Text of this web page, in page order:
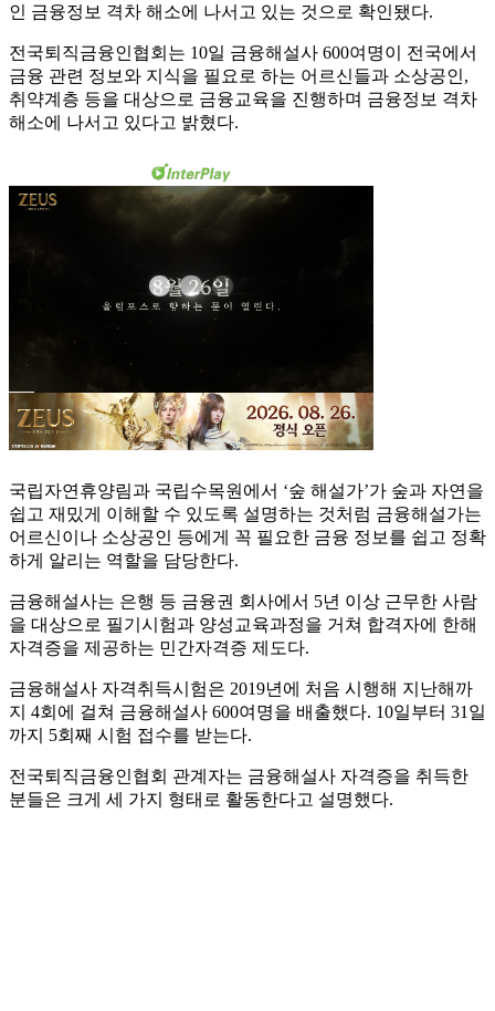
인 금융정보 격차 해소에 나서고 있는 것으로 확인됐다.
전국퇴직금융인협회는 10일 금융해설사 600여명이 전국에서
금융 관련 정보와 지식을 필요로 하는 어르신들과 소상공인,
취약계층 등을 대상으로 금융교육을 진행하며 금융정보 격차
해소에 나서고 있다고 밝혔다.
국립자연휴양림과 국립수목원에서 ‘숲 해설가’가 숲과 자연을
쉽고 재밌게 이해할 수 있도록 설명하는 것처럼 금융해설가는
어르신이나 소상공인 등에게 꼭 필요한 금융 정보를 쉽고 정확
하게 알리는 역할을 담당한다.
금융해설사는 은행 등 금융권 회사에서 5년 이상 근무한 사람
을 대상으로 필기시험과 양성교육과정을 거쳐 합격자에 한해
자격증을 제공하는 민간자격증 제도다.
금융해설사 자격취득시험은 2019년에 처음 시행해 지난해까
지 4회에 걸쳐 금융해설사 600여명을 배출했다. 10일부터 31일
까지 5회째 시험 접수를 받는다.
전국퇴직금융인협회 관계자는 금융해설사 자격증을 취득한
분들은 크게 세 가지 형태로 활동한다고 설명했다.